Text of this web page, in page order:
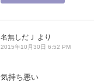
名無しだＪ より
2015年10月30日 6:52 PM
気持ち悪い